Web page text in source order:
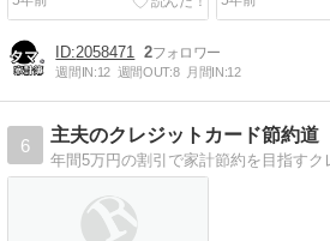
2058471 2
週間IN:12 週間OUT:8 月間IN:12
6
主夫のクレジットカード節約道